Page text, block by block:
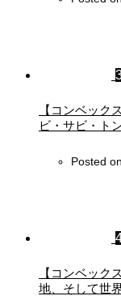
【コンベック
ビ・サビ・ト
Posted on
【コンベック
地、そして世